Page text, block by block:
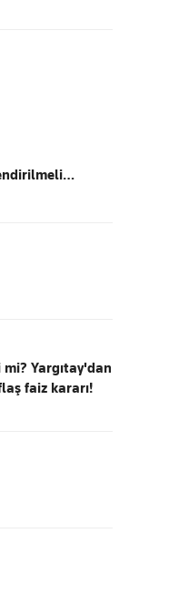
mi? Yargıtay'dan
faiz kararı!